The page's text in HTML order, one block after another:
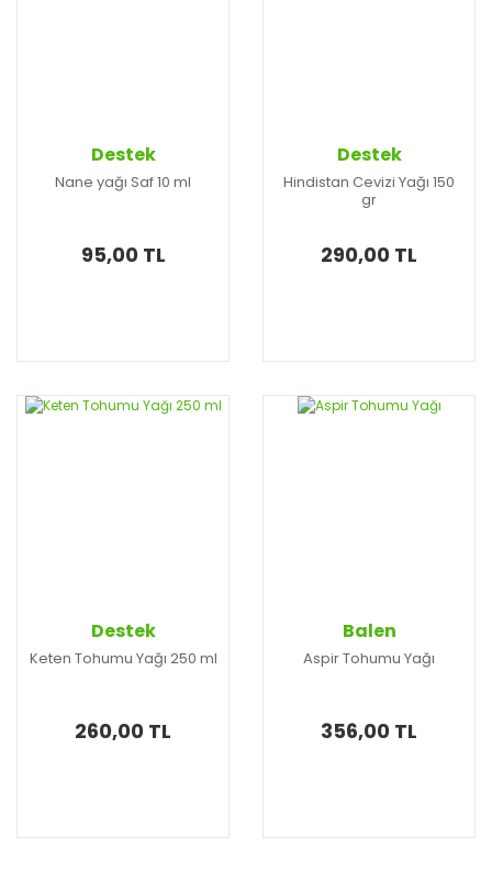
Destek
Nane yağı Saf 10 ml
95,00 TL
Destek
Hindistan Cevizi Yağı 150
gr
290,00 TL
Destek
Keten Tohumu Yağı 250 ml
260,00 TL
Balen
Aspir Tohumu Yağı
356,00 TL